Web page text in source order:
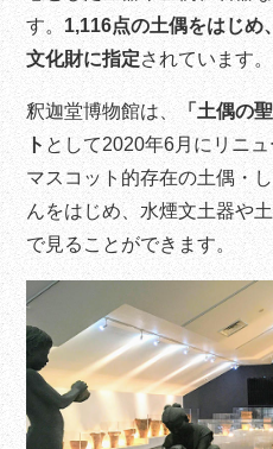
す。 1,116点の土偶をはじめ
文化財に指定されています。
釈迦堂博物館は、
「土偶の
ト として2020年6月にリニ
マスコット的存在の土偶・
んをはじめ、水煙文土器や
で見ることができます。